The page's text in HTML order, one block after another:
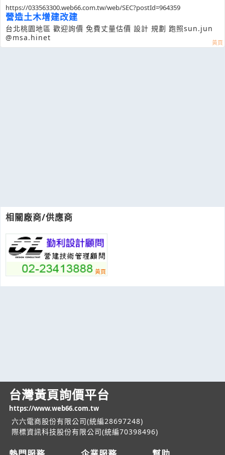
相關廠商/供應商
https://033563300.web66.com.tw/web/SEC?postId=964359
營造土木增建改建
台北桃園地區 歡迎詢價 免費丈量估價 設計 規劃 跑照sun.jun
@msa.hinet
台灣黃頁詢價平台
https://www.web66.com.tw
六六電商股份有限公司(統編28697248)
際標資訊科技股份有限公司(統編70398496)